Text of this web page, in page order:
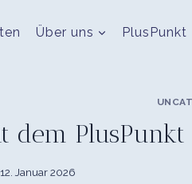
Über uns PlusPunkt
dem
12. Januar 2026